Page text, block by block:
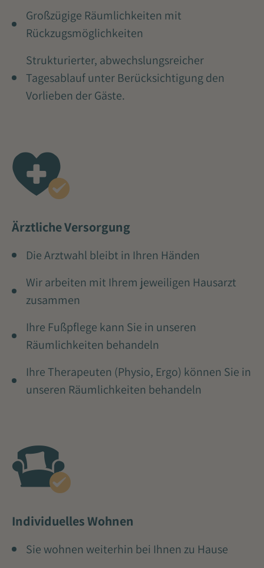
Großzügige Räumlichkeiten mit
Rückzugsmöglichkeiten
Strukturierter, abwechslungsreicher
Tagesablauf unter Berücksichtigung den
Vorlieben der Gäste.
Ärztliche Versorgung
Die Arztwahl bleibt in Ihren Händen
Wir arbeiten mit Ihrem jeweiligen Hausarzt
zusammen
Ihre Fußpflege kann Sie in unseren
Räumlichkeiten behandeln
Ihre Therapeuten (Physio, Ergo) können Sie in
unseren Räumlichkeiten behandeln
Individuelles Wohnen
Sie wohnen weiterhin bei Ihnen zu Hause